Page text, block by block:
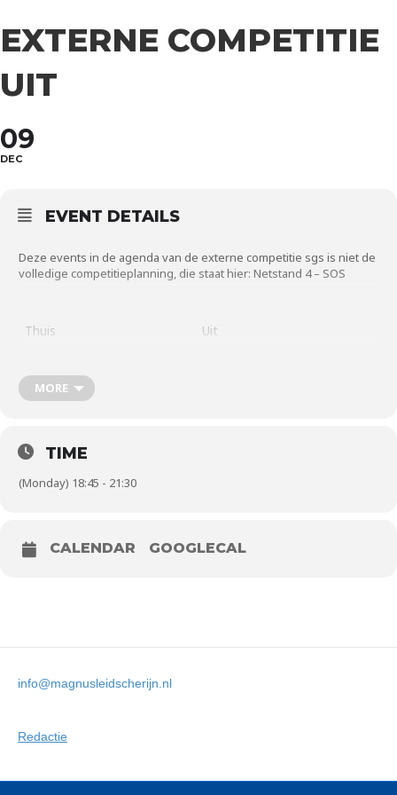
EXTERNE COMPETITIE
UIT
09
DEC
EVENT DETAILS
Deze events in de agenda van de externe competitie sgs is niet de
volledige competitieplanning, die staat hier: Netstand 4 – SOS
Thuis
Uit
Houten D1
MORE
TIME
(Monday) 18:45 - 21:30
CALENDAR GOOGLECAL
info@magnusleidscherijn.nl
Redactie